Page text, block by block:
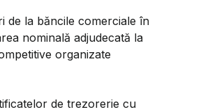
de la băncile comerciale în
nominală adjudecată la
organizate
de trezorerie cu